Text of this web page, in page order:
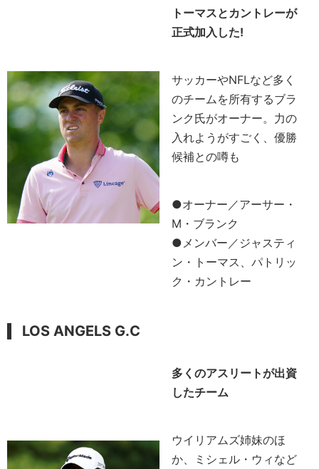
トーマスとカントレーが
正式加入した!
サッカーやNFLなど多く
のチームを所有するブラ
ンク氏がオーナー。力の
入れようがすごく、優勝
候補との噂も
●オーナー／アーサー・
M・ブランク
●メンバー／ジャスティ
ン・トーマス、パトリッ
ク・カントレー
LOS ANGELS G.C
多くのアスリートが出資
したチーム
ウイリアムズ姉妹のほ
か、ミシェル・ウィなど